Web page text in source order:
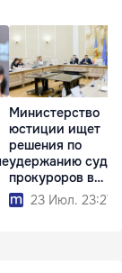
Министерство
юстиции ищет
решения по
удержанию
прокуроров в
системе
23 Июл. 23:27